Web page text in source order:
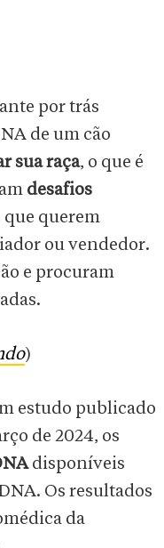
por trás
de um cão
sua raça, o que é
desafios
que querem
ou vendedor.
e procuram
)
estudo publicado
de 2024, os
disponíveis
Os resultados
da